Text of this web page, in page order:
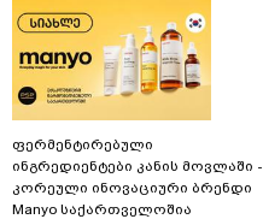
ფერმენტირებული
ინგრედიენტები კანის მოვლაში -
კორეული ინოვაციური ბრენდი
Manyo საქართველოშია